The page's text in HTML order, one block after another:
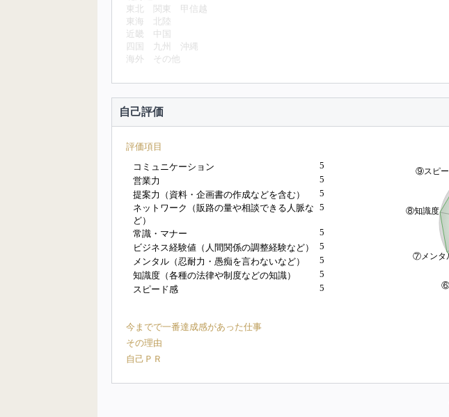
東北
関東
甲信越
東海
北陸
近畿
中国
四国
九州
沖縄
海外
その他
自己評価
評価項目
コミュニケーション
5
営業力
5
提案力（資料・企画書の作成などを含む）
5
ネットワーク（販路の量や相談できる人脈な
ど）
5
常識・マナー
5
ビジネス経験値（人間関係の調整経験など）
5
メンタル（忍耐力・愚痴を言わないなど）
5
知識度（各種の法律や制度などの知識）
5
スピード感
5
今までで一番達成感があった仕事
その理由
自己ＰＲ